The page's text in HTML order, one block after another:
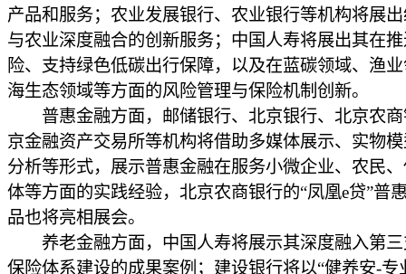
产品和服务；农业发展银行、农业银行等机构将展
与农业深度融合的创新服务；中国人寿将展出其在
险、支持绿色低碳出行保障，以及在蓝碳领域、渔
海生态领域等方面的风险管理与保险机制创新。
普惠金融方面，邮储银行、北京银行、北京农商
京金融资产交易所等机构将借助多媒体展示、实物
分析等形式，展示普惠金融在服务小微企业、农民
体等方面的实践经验，北京农商银行的“凤凰e贷”普
品也将亮相展会。
养老金融方面，中国人寿将展示其深度融入第三
保险体系建设的成果案例；建设银行将以“健养安-专